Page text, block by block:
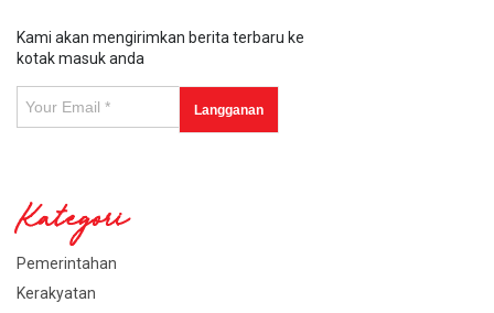
Kami akan mengirimkan berita terbaru ke
kotak masuk anda
Kategori
Pemerintahan
Kerakyatan